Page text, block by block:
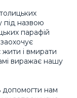
під назвою
парафій
жити і вмирати
виражає нашу
допомогти нам